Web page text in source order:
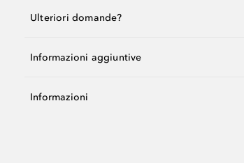
Ulteriori domande?
Informazioni aggiuntive
Informazioni